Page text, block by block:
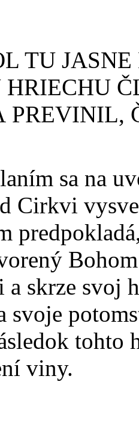
JASNE
PREVINIL,
sa na
Cirkvi
a skrze svoj
svoje
tohto
viny.